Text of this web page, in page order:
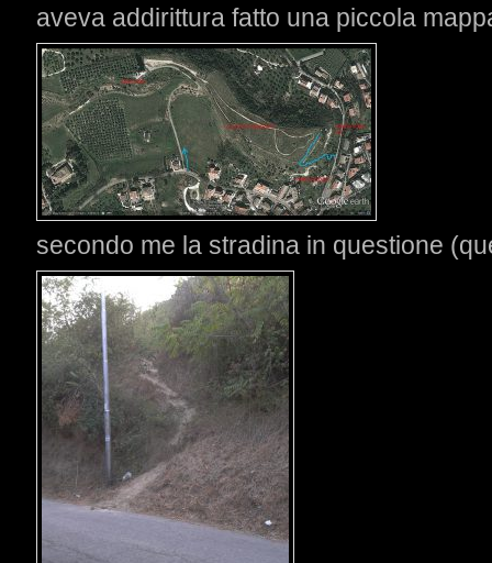
aveva addirittura fatto una piccola
secondo me la stradina in questione